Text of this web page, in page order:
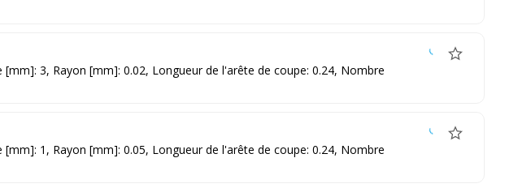
3, Rayon [mm]: 0.02, Longueur de l'arête de coupe: 0.24, Nombre
1, Rayon [mm]: 0.05, Longueur de l'arête de coupe: 0.24, Nombre